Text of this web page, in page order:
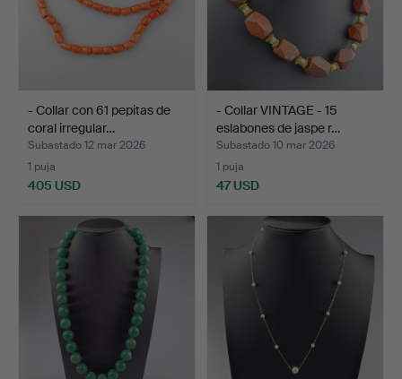
- Collar con 61 pepitas de
coral irregular…
Subastado 12 mar 2026
1 puja
405 USD
- Collar VINTAGE - 15
eslabones de jaspe r…
Subastado 10 mar 2026
1 puja
47 USD